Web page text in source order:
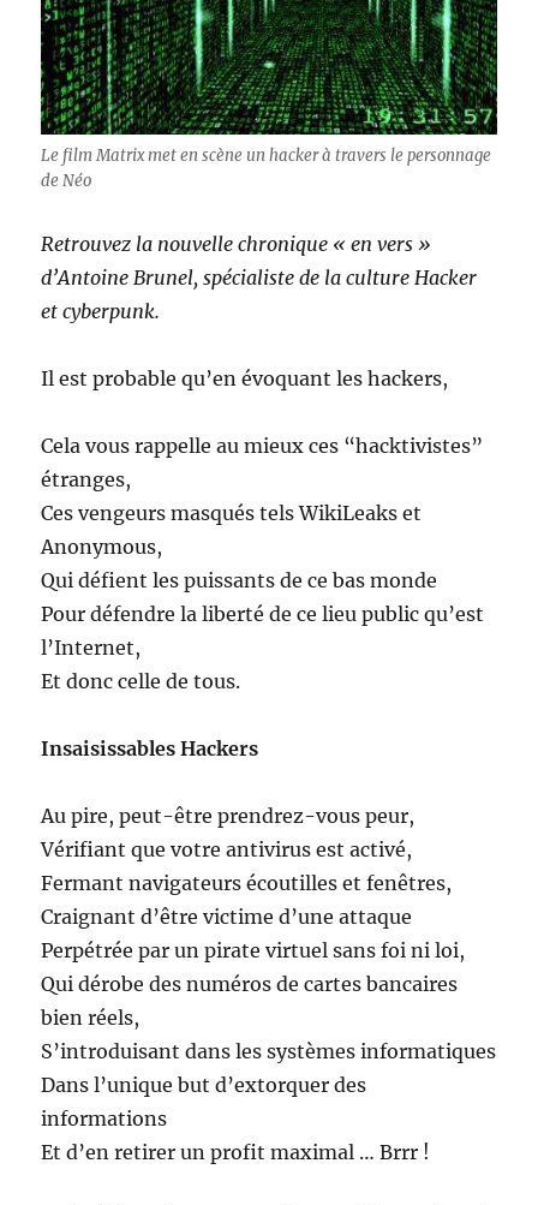
Le film Matrix met en scène un hacker à travers le personnage
de Néo
Retrouvez la nouvelle chronique « en vers »
d’Antoine Brunel, spécialiste de la culture Hacker
et cyberpunk.
Il est probable qu’en évoquant les hackers,
Cela vous rappelle au mieux ces “hacktivistes”
étranges,
Ces vengeurs masqués tels WikiLeaks et
Anonymous,
Qui défient les puissants de ce bas monde
Pour défendre la liberté de ce lieu public qu’est
l’Internet,
Et donc celle de tous.
Insaisissables Hackers
Au pire, peut-être prendrez-vous peur,
Vérifiant que votre antivirus est activé,
Fermant navigateurs écoutilles et fenêtres,
Craignant d’être victime d’une attaque
Perpétrée par un pirate virtuel sans foi ni loi,
Qui dérobe des numéros de cartes bancaires
bien réels,
S’introduisant dans les systèmes informatiques
Dans l’unique but d’extorquer des
informations
Et d’en retirer un profit maximal … Brrr !